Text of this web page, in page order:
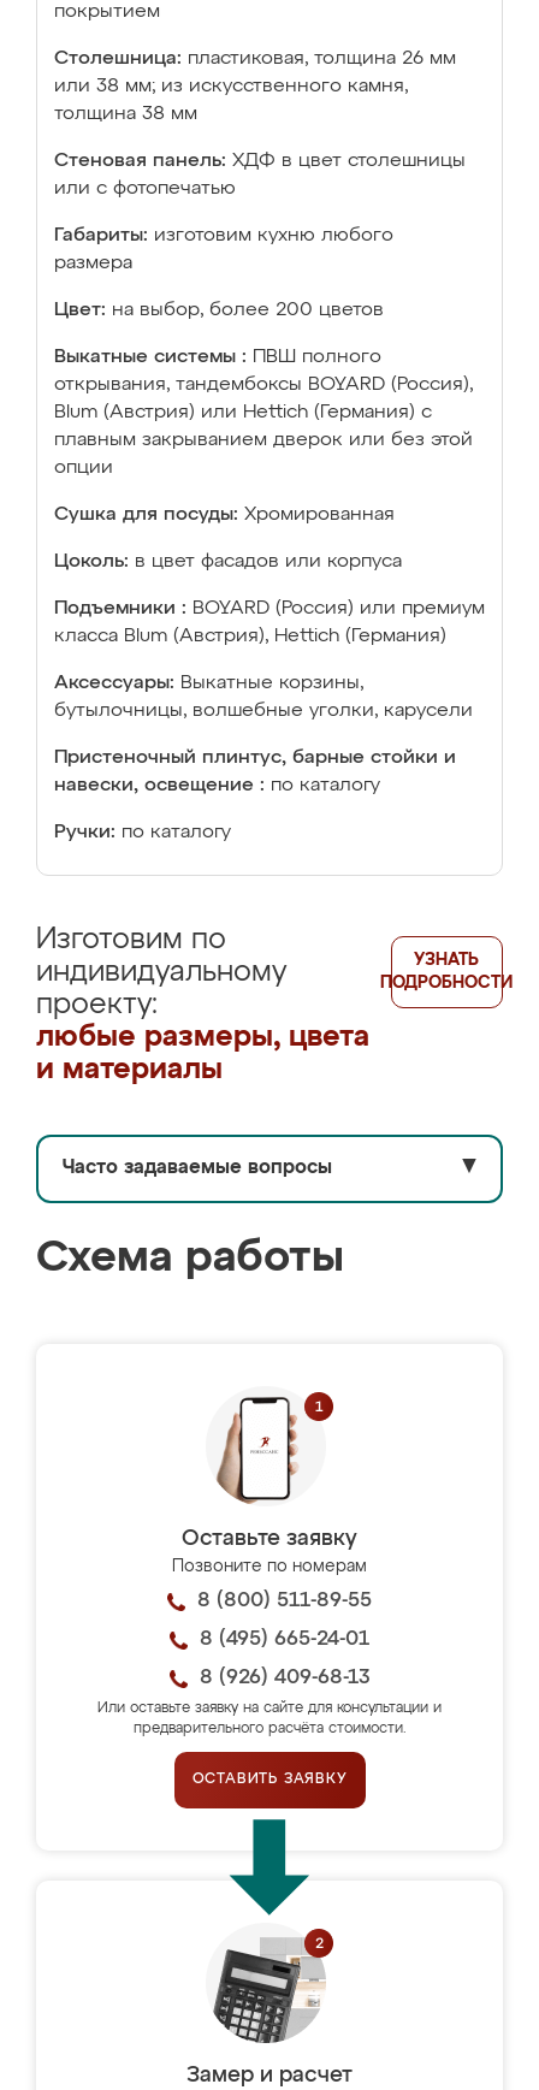
покрытием
Столешница: пластиковая, толщина 26 мм
или 38 мм; из искусственного камня,
толщина 38 мм
Стеновая панель: ХДФ в цвет столешницы
или с фотопечатью
Габариты: изготовим кухню любого
размера
Цвет: на выбор, более 200 цветов
Выкатные системы :
ПВШ полного
открывания, тандембоксы BOYARD (Россия),
Blum (Австрия) или Hettich (Германия) с
плавным закрыванием дверок или без этой
опции
Сушка для посуды: Хромированная
Цоколь: в цвет фасадов или корпуса
Подъемники : BOYARD (Россия) или премиум
класса Blum (Австрия), Hettich (Германия)
Аксессуары: Выкатные корзины,
бутылочницы, волшебные уголки, карусели
Пристеночный плинтус, барные стойки и
навески, освещение : по каталогу
Ручки: по каталогу
Изготовим по
индивидуальному
проекту:
любые размеры, цвета
и материалы
УЗНАТЬ
ПОДРОБНОСТИ
Часто задаваемые вопросы ▼
Схема работы
Оставьте заявку
Позвоните по номерам
8 (800) 511-89-55
8 (495) 665-24-01
8 (926) 409-68-13
Или оставьте заявку на сайте для консультации и
предварительного расчёта стоимости.
ОСТАВИТЬ ЗАЯВКУ
Замер и расчет